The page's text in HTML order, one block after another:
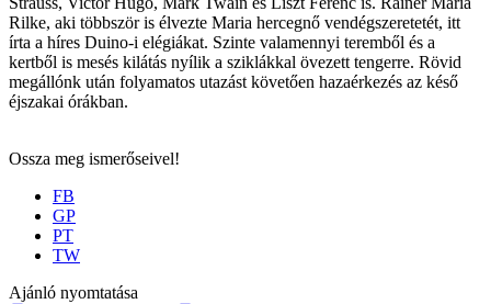
Rilke, aki többször is élvezte Maria hercegnő vendégszeretetét, itt
írta a híres Duino-i elégiákat. Szinte valamennyi teremből és a
kertből is mesés kilátás nyílik a sziklákkal övezett tengerre. Rövid
megállónk után folyamatos utazást követően hazaérkezés az késő
éjszakai órákban.
Ossza meg ismerőseivel!
FB
GP
PT
TW
Ajánló nyomtatása